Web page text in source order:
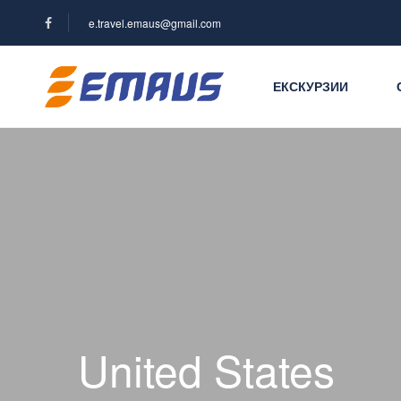
e.travel.emaus@gmail.com
ЕКСКУРЗИИ
United States